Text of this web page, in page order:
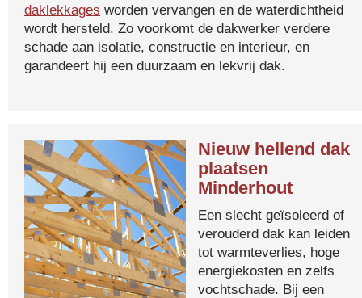
daklekkages worden vervangen en de waterdichtheid
wordt hersteld. Zo voorkomt de dakwerker verdere
schade aan isolatie, constructie en interieur, en
garandeert hij een duurzaam en lekvrij dak.
Nieuw hellend dak
plaatsen
Minderhout
Een slecht geïsoleerd of
verouderd dak kan leiden
tot warmteverlies, hoge
energiekosten en zelfs
vochtschade. Bij een